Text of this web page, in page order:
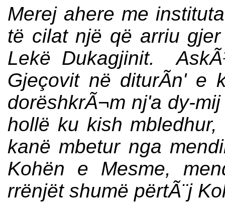
Merej ahere me
të cilat një që arriu
Lekë Dukagjinit.
Gjeçovit në diturÃ­n' e
dorëshkrÃ¬m nj'a dy-
hollë ku kish
kanë mbetur nga
Kohën e Mesme,
rrënjët shumë përtÃ¨j